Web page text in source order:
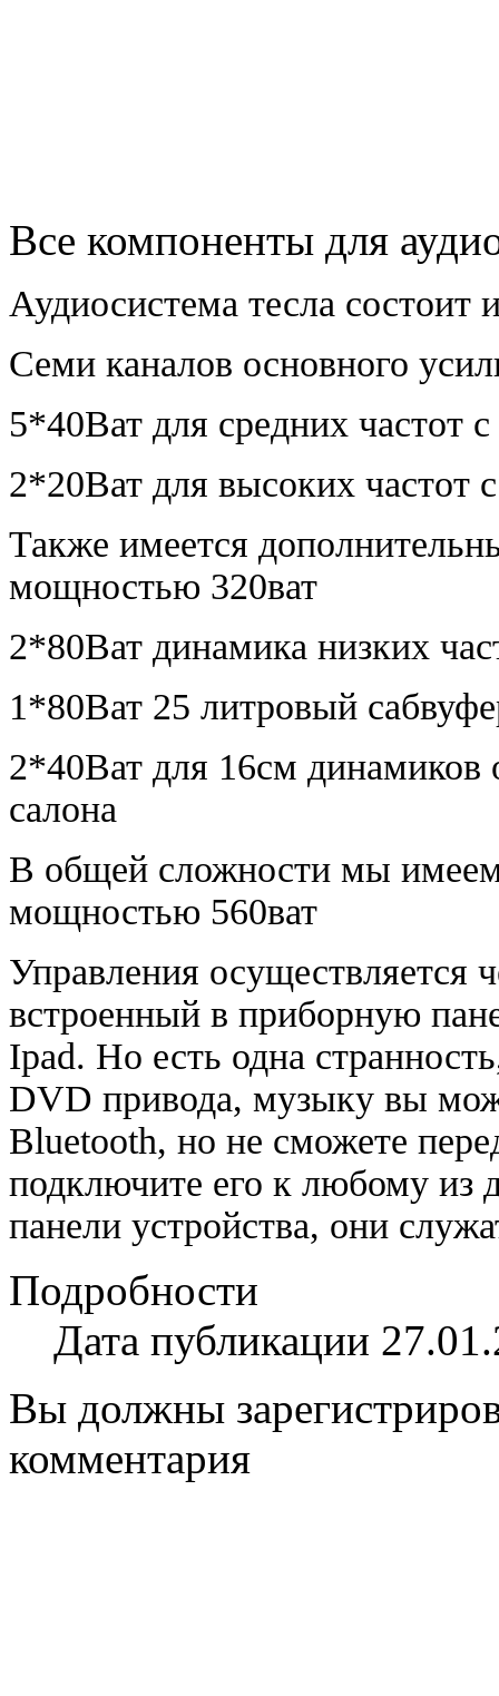
Все компоненты для
Аудиосистема тесла состоит
Семи каналов основного
5*40Ват для средних частот
2*20Ват для высоких частот
Также имеется
мощностью 320ват
2*80Ват динамика низких
1*80Ват 25 литровый
2*40Ват для 16см динамиков
салона
В общей сложности мы
мощностью 560ват
Управления осуществляется
встроенный в приборную
Ipad. Но есть одна
DVD привода, музыку вы
Bluetooth, но не сможете
подключите его к любому из
панели устройства, они
Подробности
Дата публикации
Вы должны
комментария